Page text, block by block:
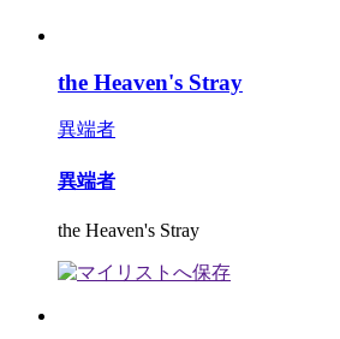
the Heaven's Stray
異端者
異端者
the Heaven's Stray